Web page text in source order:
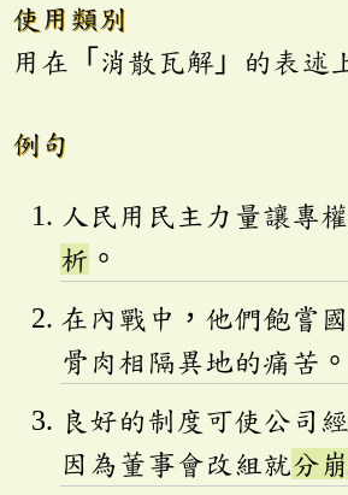
使用類別
用在「消散瓦解」的表述
例句
人民用民主力量讓專
析 。
在內戰中，他們飽嘗
骨肉相隔異地的痛苦。
良好的制度可使公司
因為董事會改組就分